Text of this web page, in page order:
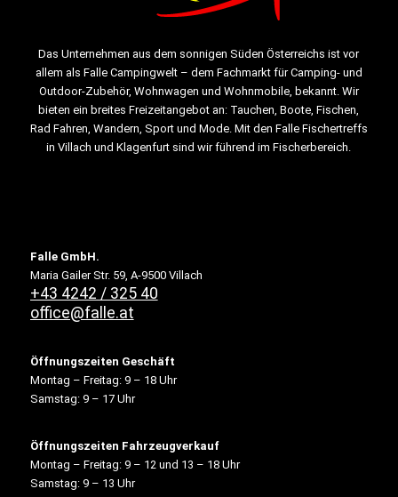
Das Unternehmen aus dem sonnigen Süden Österreichs ist vor
allem als Falle Campingwelt – dem Fachmarkt für Camping- und
Outdoor-Zubehör, Wohnwagen und Wohnmobile, bekannt. Wir
bieten ein breites Freizeitangebot an: Tauchen, Boote, Fischen,
Rad Fahren, Wandern, Sport und Mode. Mit den Falle Fischertreffs
in Villach und Klagenfurt sind wir führend im Fischerbereich.
Falle GmbH.
Maria Gailer Str. 59, A-9500 Villach
+43 4242 / 325 40
office@falle.at
Öffnungszeiten Geschäft
Montag – Freitag: 9 – 18 Uhr
Samstag: 9 – 17 Uhr
Öffnungszeiten Fahrzeugverkauf
Montag – Freitag: 9 – 12 und 13 – 18 Uhr
Samstag: 9 – 13 Uhr